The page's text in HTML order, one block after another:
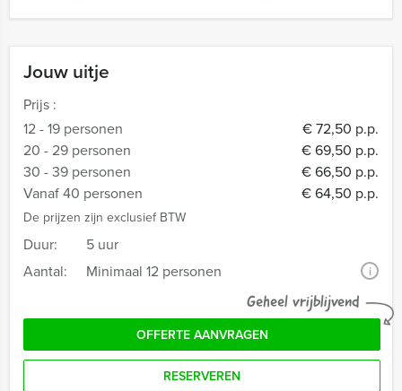
Jouw uitje
Prijs :
12 - 19 personen
€ 72,50 p.p.
20 - 29 personen
€ 69,50 p.p.
30 - 39 personen
€ 66,50 p.p.
Vanaf 40 personen
€ 64,50 p.p.
De prijzen zijn exclusief BTW
Duur:
5 uur
Aantal:
Minimaal 12 personen i
Geheel vrijblijvend
OFFERTE AANVRAGEN
RESERVEREN